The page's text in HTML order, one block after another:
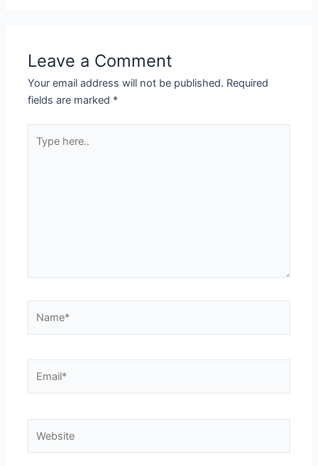
Leave a Comment
Your email address will not be published. Required
fields are marked *
here..